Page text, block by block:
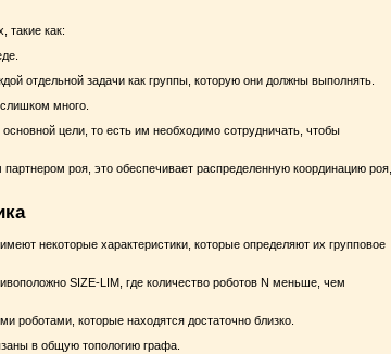
такие как:
отдельной задачи как группы, которую они должны выполнять.
много.
цели, то есть им необходимо сотрудничать, чтобы
роя, это обеспечивает распределенную координацию роя,
некоторые характеристики, которые определяют их групповое
SIZE-LIM, где количество роботов N меньше, чем
роботами, которые находятся достаточно близко.
в общую топологию графа.